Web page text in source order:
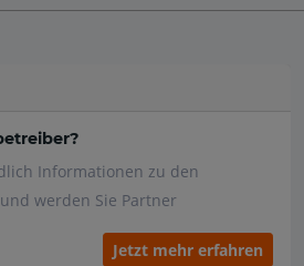
Informationen zu den
werden Sie Partner
Jetzt mehr erfahren